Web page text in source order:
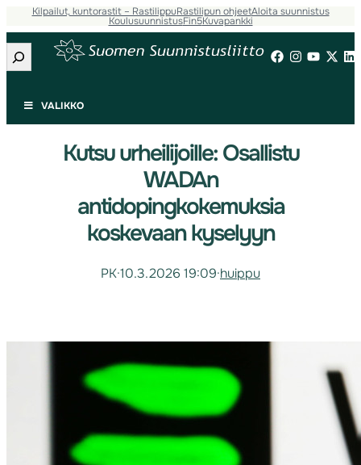
Kilpailut, kuntorastit – RastilippuRastilipun ohjeetAloita suunnistus
KoulusuunnistusFin5Kuvapankki
Etsi
VALIKKO
Kutsu urheilijoille: Osallistu
WADAn
antidopingkokemuksia
koskevaan kyselyyn
PK·10.3.2026 19:09·huippu